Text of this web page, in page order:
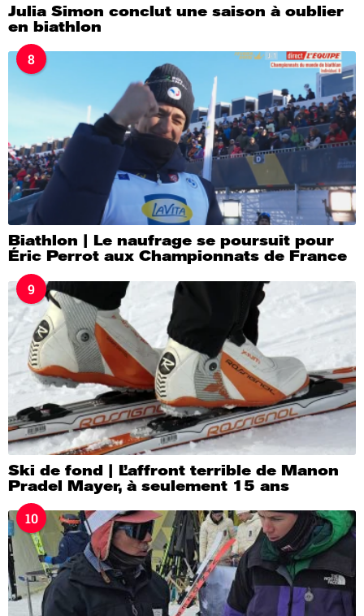
Julia Simon conclut une saison à oublier
en biathlon
8
Biathlon | Le naufrage se poursuit pour
Éric Perrot aux Championnats de France
9
Ski de fond | L’affront terrible de Manon
Pradel Mayer, à seulement 15 ans
10